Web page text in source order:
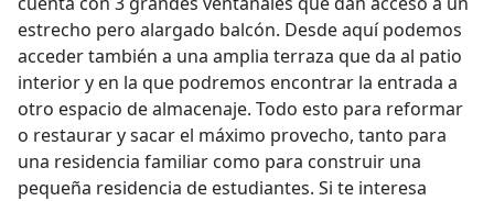
estrecho pero alargado balcón. Desde aquí podemos
acceder también a una amplia terraza que da al patio
interior y en la que podremos encontrar la entrada a
otro espacio de almacenaje. Todo esto para reformar
o restaurar y sacar el máximo provecho, tanto para
una residencia familiar como para construir una
pequeña residencia de estudiantes. Si te interesa